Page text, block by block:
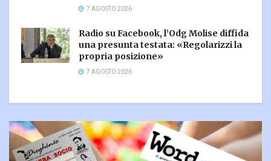
7 AGOSTO 2026
Radio su Facebook, l’Odg Molise diffida
una presunta testata: «Regolarizzi la
propria posizione»
7 AGOSTO 2026